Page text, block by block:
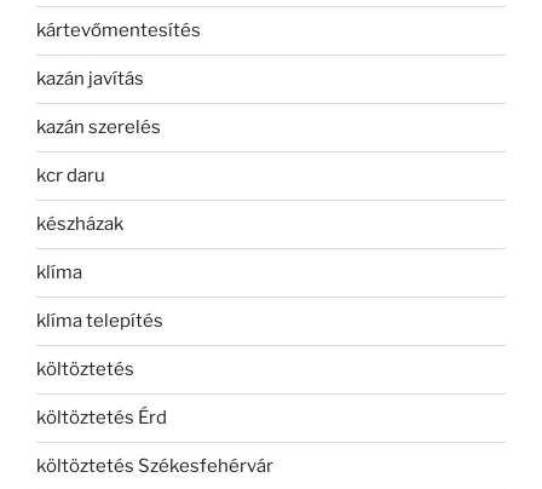
kártevőmentesítés
kazán javítás
kazán szerelés
kcr daru
készházak
klíma
klíma telepítés
költöztetés
költöztetés Érd
költöztetés Székesfehérvár